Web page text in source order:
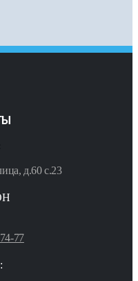
д.60 с.23
77